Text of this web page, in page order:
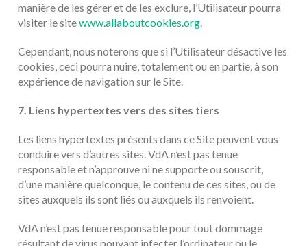
manière de les gérer et de les exclure, l’Utilisateur pourra
visiter le sitewww.allaboutcookies.org.
Cependant, nous noterons que si l’Utilisateur désactive les
cookies, ceci pourra nuire, totalement ou en partie, à son
expérience de navigation sur le Site.
7. Liens hypertextes vers des sites tiers
Les liens hypertextes présents dans ce Site peuvent vous
conduire vers d’autres sites. VdA n’est pas tenue
responsable et n’approuve ni ne supporte ou souscrit,
d’une manière quelconque, le contenu de ces sites, ou de
sites auxquels ils sont liés ou auxquels ils renvoient.
VdA n’est pas tenue responsable pour tout dommage
résultant de virus pouvant infecter l’ordinateur ou le